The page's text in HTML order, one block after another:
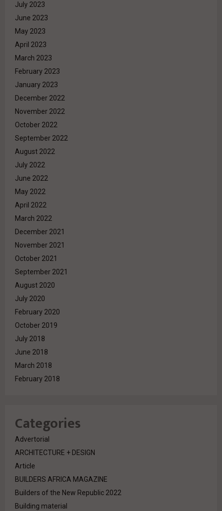
July 2023
June 2023
May 2023
April 2023
March 2023
February 2023
January 2023
December 2022
November 2022
October 2022
September 2022
August 2022
July 2022
June 2022
May 2022
April 2022
March 2022
December 2021
November 2021
October 2021
September 2021
August 2020
July 2020
February 2020
October 2019
July 2018
June 2018
March 2018
February 2018
Categories
Advertorial
ARCHITECTURE + DESIGN
Article
BUILDERS AFRICA MAGAZINE
Builders of the New Republic 2022
Building material